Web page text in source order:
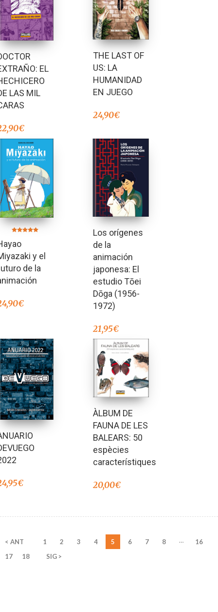
EL
LAS MIL
€
THE LAST OF
US: LA
HUMANIDAD
EN JUEGO
24,90€
5.00
de 5
y el
de la
€
Los orígenes
de la
animación
japonesa: El
estudio Tōei
Dōga (1956-
1972)
21,95€
€
ÀLBUM DE
FAUNA DE LES
BALEARS: 50
espècies
característiques
20,00€
< ANT 1 2 3 4 5 6 7 8 …
16
17
18 SIG >